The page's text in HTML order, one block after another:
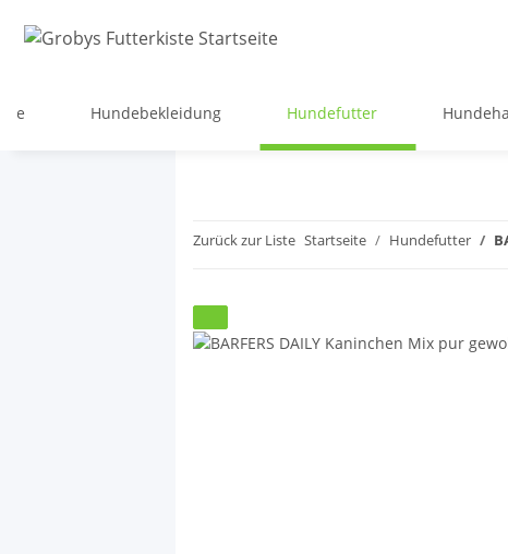
Hundebekleidung Hundefutter
Zurück zur Liste Startseite Hundefutter